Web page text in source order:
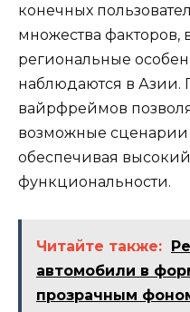
конечных
множества факторов,
региональные
наблюдаются в
вайрфреймов
возможные сценарии
обеспечивая
функциональности.
Читайте также:
автомобили в
прозрачным